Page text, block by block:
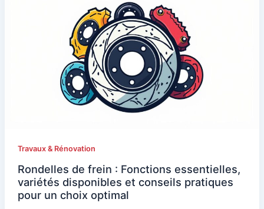
Travaux & Rénovation
Rondelles de frein : Fonctions essentielles,
variétés disponibles et conseils pratiques
pour un choix optimal